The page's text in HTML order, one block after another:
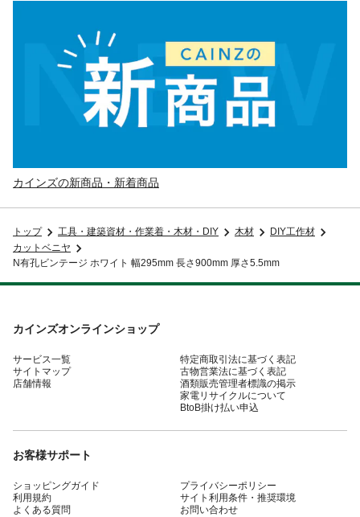
カインズの新商品・新着商品
トップ 工具・建築資材・作業着・木材・DIY 木材
DIY工作材
カットベニヤ
N有孔ビンテージ ホワイト 幅295mm 長さ900mm 厚さ5.5mm
カインズオンラインショップ
サービス一覧
サイトマップ
店舗情報
特定商取引法に基づく表記
古物営業法に基づく表記
酒類販売管理者標識の掲示
家電リサイクルについて
BtoB掛け払い申込
お客様サポート
ショッピングガイド
利用規約
よくある質問
プライバシーポリシー
サイト利用条件・推奨環境
お問い合わせ